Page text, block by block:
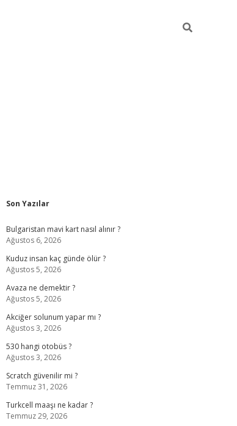
Sidebar
Son Yazılar
Bulgaristan mavi kart nasıl alınır ?
Ağustos 6, 2026
Kuduz insan kaç günde ölür ?
Ağustos 5, 2026
Avaza ne demektir ?
Ağustos 5, 2026
Akciğer solunum yapar mı ?
Ağustos 3, 2026
530 hangi otobüs ?
Ağustos 3, 2026
Scratch güvenilir mi ?
Temmuz 31, 2026
Turkcell maaşı ne kadar ?
Temmuz 29, 2026
Betexper giriş adresi güncellendi